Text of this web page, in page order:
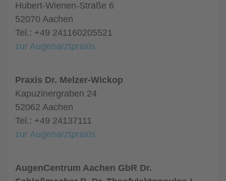
Hubert-Wienen-Straße 6
52070 Aachen
Tel.: +49 241160205521
zur Augenarztpraxis
Praxis Dr. Melzer-Wickop
Kapuzinergraben 24
52062 Aachen
Tel.: +49 24137111
zur Augenarztpraxis
AugenCentrum Aachen GbR Dr.